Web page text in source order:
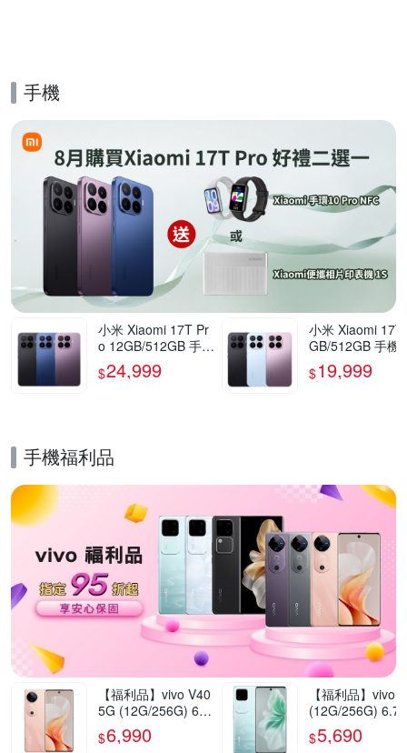
手機
小米 Xiaomi 17T Pr
o 12GB/512GB 手機
官方旗艦館
$24,999
小米 Xiaomi 17T
GB/512GB 手機
方旗艦館
$19,999
手機福利品
【福利品】vivo V40
5G (12G/256G) 6.7
8吋智慧型手機(9成
新)
$6,990
【福利品】vivo
(12G/256G)
5G智慧型手機(9
新)
$5,690